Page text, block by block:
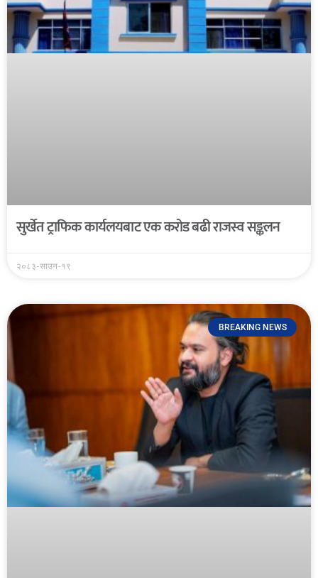
सुर्खेत ट्राफिक कार्यलयबाट एक करोड बढी राजस्व सङ्कलन
२०८३-साउन-१९
BREAKING NEWS